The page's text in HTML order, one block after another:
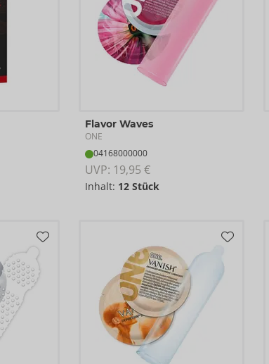
Flavor Waves
ONE
04168000000
UVP: 19,95 €
Inhalt: 12 Stück